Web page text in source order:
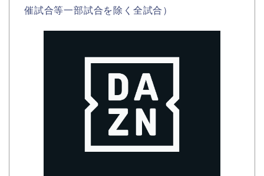
催試合等一部試合を除く全試合）